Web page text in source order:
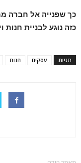
כך שפנייה אל חברה
כזה נוגע לבניית חנות
תגיות עסקים חנות